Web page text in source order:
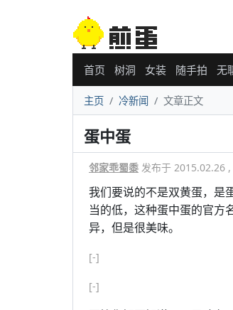
首页 树洞 女装 随手拍 无
主页 冷新闻 文章正文
蛋中蛋
邻家乖蜀黍 发布于 2015.02.26
我们要说的不是双黄蛋，是
当的低，这种蛋中蛋的官方
异，但是很美味。
[-]
[-]